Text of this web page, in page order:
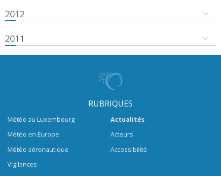
2012
2011
RUBRIQUES
Météo au Luxembourg
Météo en Europe
Météo aéronautique
Vigilances
Actualités
Acteurs
Accessibilité